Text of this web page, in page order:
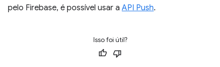
pelo Firebase, é possível usar a API Push.
Isso foi útil?